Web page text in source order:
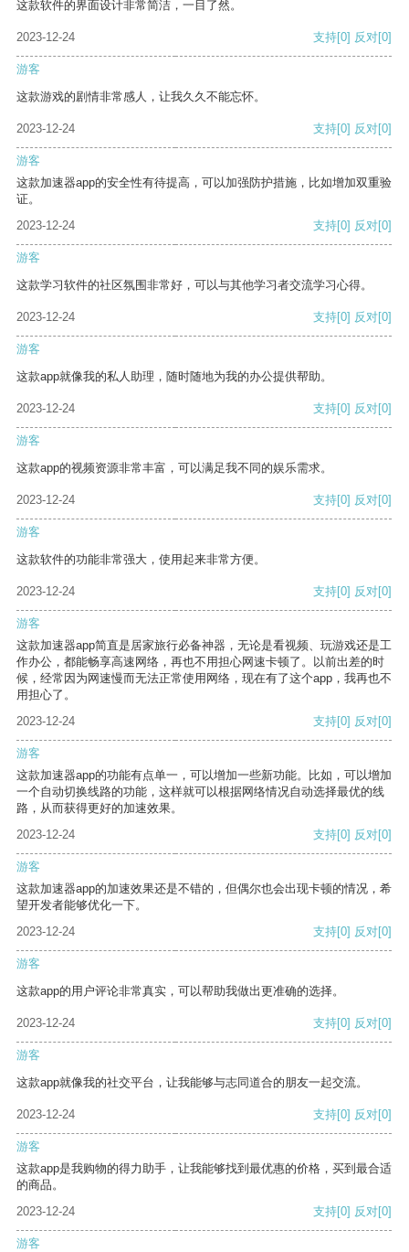
这款软件的界面设计非常简洁，一目了然。
2023-12-24 支持[0] 反对[0]
游客
这款游戏的剧情非常感人，让我久久不能忘怀。
2023-12-24 支持[0] 反对[0]
游客
这款加速器app的安全性有待提高，可以加强防护措施，比如增加双重验
证。
2023-12-24
支持[0] 反对[0]
游客
这款学习软件的社区氛围非常好，可以与其他学习者交流学习心得。
2023-12-24 支持[0] 反对[0]
游客
这款app就像我的私人助理，随时随地为我的办公提供帮助。
2023-12-24 支持[0] 反对[0]
游客
这款app的视频资源非常丰富，可以满足我不同的娱乐需求。
2023-12-24 支持[0] 反对[0]
游客
这款软件的功能非常强大，使用起来非常方便。
2023-12-24 支持[0] 反对[0]
游客
这款加速器app简直是居家旅行必备神器，无论是看视频、玩游戏还是工
作办公，都能畅享高速网络，再也不用担心网速卡顿了。以前出差的时
候，经常因为网速慢而无法正常使用网络，现在有了这个app，我再也不
用担心了。
2023-12-24
支持[0] 反对[0]
游客
这款加速器app的功能有点单一，可以增加一些新功能。比如，可以增加
一个自动切换线路的功能，这样就可以根据网络情况自动选择最优的线
路，从而获得更好的加速效果。
2023-12-24
支持[0] 反对[0]
游客
这款加速器app的加速效果还是不错的，但偶尔也会出现卡顿的情况，希
望开发者能够优化一下。
2023-12-24
支持[0] 反对[0]
游客
这款app的用户评论非常真实，可以帮助我做出更准确的选择。
2023-12-24 支持[0] 反对[0]
游客
这款app就像我的社交平台，让我能够与志同道合的朋友一起交流。
2023-12-24 支持[0] 反对[0]
游客
这款app是我购物的得力助手，让我能够找到最优惠的价格，买到最合适
的商品。
2023-12-24
支持[0] 反对[0]
游客